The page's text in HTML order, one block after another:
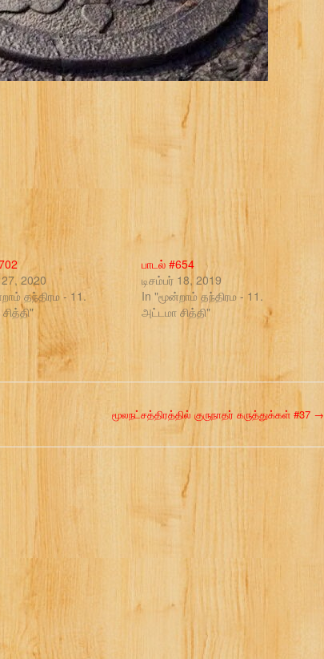
2020
தந்திரம - 11.
பாடல் #654
டிசம்பர் 18, 2019
In "மூன்றாம் தந்திரம - 11.
அட்டமா சித்தி"
மூலநட்சத்திரத்தில் குருநாதர் கருத்துக்கள் #37 →